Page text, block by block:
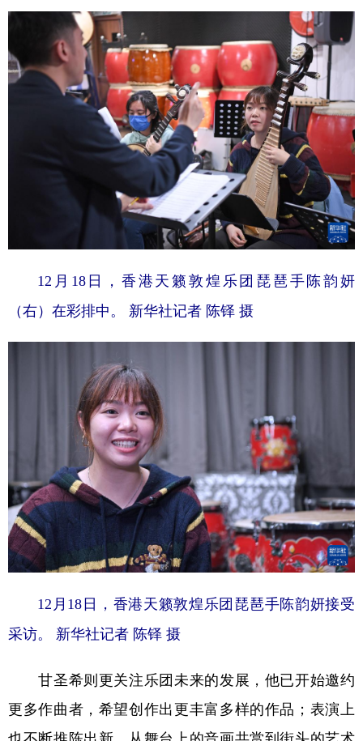
12月18日，香港天籁敦煌乐团琵琶手陈韵妍
（右）在彩排中。 新华社记者 陈铎 摄
12月18日，香港天籁敦煌乐团琵琶手陈韵妍接受
采访。 新华社记者 陈铎 摄
甘圣希则更关注乐团未来的发展，他已开始邀约
更多作曲者，希望创作出更丰富多样的作品；表演上
也不断推陈出新，从舞台上的音画共赏到街头的艺术